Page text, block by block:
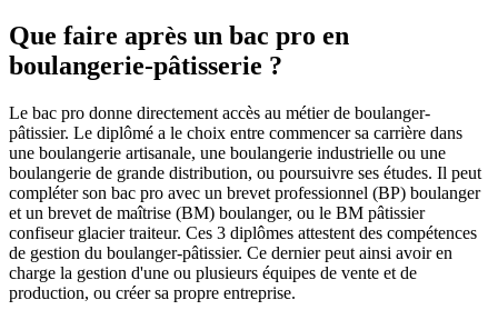
Que faire après un bac pro en
boulangerie-pâtisserie ?
Le bac pro donne directement accès au métier de boulanger-
pâtissier. Le diplômé a le choix entre commencer sa carrière dans
une boulangerie artisanale, une boulangerie industrielle ou une
boulangerie de grande distribution, ou poursuivre ses études. Il peut
compléter son bac pro avec un brevet professionnel (BP) boulanger
et un brevet de maîtrise (BM) boulanger, ou le BM pâtissier
confiseur glacier traiteur. Ces 3 diplômes attestent des compétences
de gestion du boulanger-pâtissier. Ce dernier peut ainsi avoir en
charge la gestion d'une ou plusieurs équipes de vente et de
production, ou créer sa propre entreprise.